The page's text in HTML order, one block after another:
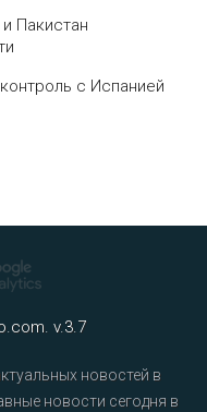
Пакистан
с Испанией
v.3.7
новостей в
новости сегодня в